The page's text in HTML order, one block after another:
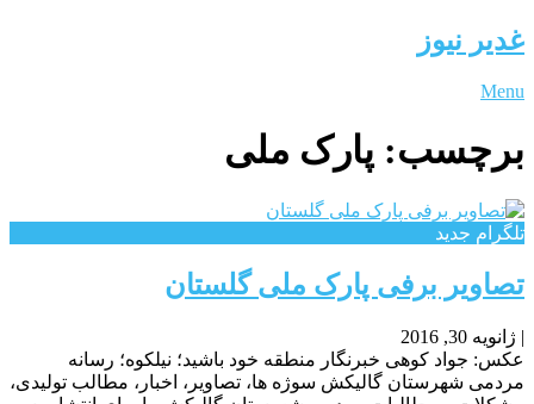
غدیر نیوز
Menu
برچسب: پارک ملی
تلگرام جدید
تصاویر برفی پارک ملی گلستان
| ژانویه 30, 2016
عکس: جواد کوهی خبرنگار منطقه خود باشید؛ نیلکوه؛ رسانه
مردمی شهرستان گالیکش سوژه ها، تصاویر، اخبار، مطالب تولیدی،